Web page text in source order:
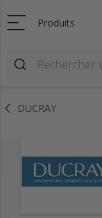
Produits
DUCRAY